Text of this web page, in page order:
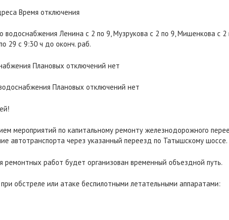
Время отключения
водоснабжения Ленина с 2 по 9, Музрукова с 2 по 9, Мишенкова с 2
29 с 9:30 ч до оконч. раб.
Плановых отключений нет
Плановых отключений нет
мероприятий по капитальному ремонту железнодорожного
автотранспорта через указанный переезд по Татышскому шоссе.
ремонтных работ будет организован временный объездной путь.
обстреле или атаке беспилотными летательными аппаратами: